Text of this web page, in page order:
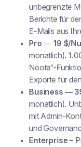
unbegrenzte
Berichte für
E-Mails aus
Pro — 19 $/
monatlich).
Noota“-
Exporte für
Business —
monatlich).
mit Admin-
und
Enterprise –